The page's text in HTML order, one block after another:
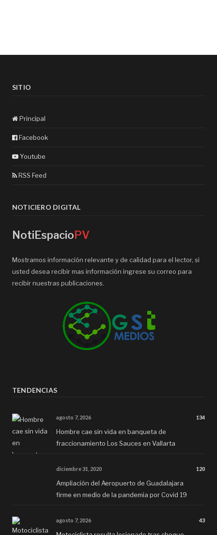
SITIO
Principal
Facebook
Youtube
RSS Feed
NOTICIERO DIGITAL
NotiEspacioPV
Mostramos información relevante y de calidad para el lector, si
usted desea recibir mas información ingrese su correo para
recibir nuestras publicaciones.
TENDENCIAS
agosto 7, 2026 134
Hombre cae sin vida en banqueta de
fraccionamiento Los Sauces en Vallarta
diciembre 31, 2020 120
Ampliación del Aeropuerto de Guadalajara
firme en medio de la pandemia por Covid 19
agosto 7, 2026 43